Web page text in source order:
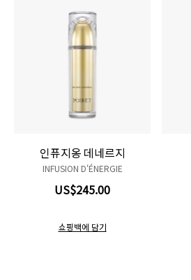
인퓨지옹 데네르지
INFUSION D'ÉNERGIE
US$245.00
쇼핑백에 담기